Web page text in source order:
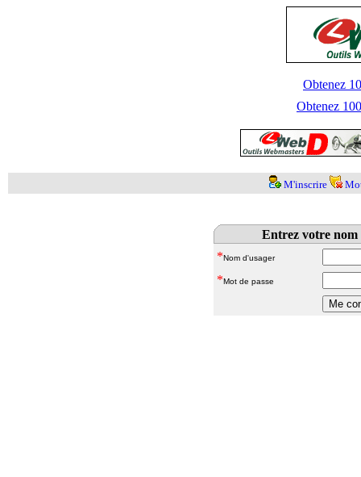
Obtenez
Obtenez
M'inscrire
Entrez votre nom
*Nom d'usager
*Mot de passe